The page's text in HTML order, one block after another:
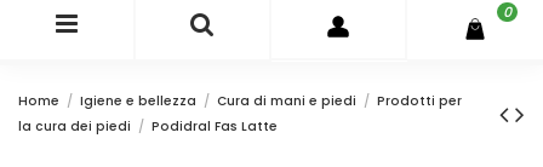
0
Home Igiene e bellezza Cura di mani e piedi
Prodotti per
la cura dei piedi
Podidral Fas Latte